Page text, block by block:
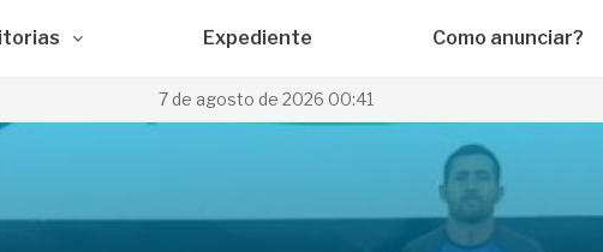
Expediente Como anunciar?
7 de agosto de 2026 00:41